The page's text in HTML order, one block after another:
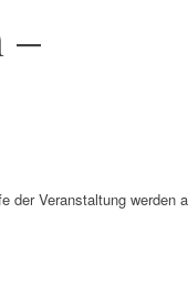
–
der Veranstaltung werden